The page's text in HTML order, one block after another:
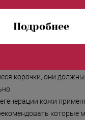
корочки, они должны
кожи
которые
Подробнее